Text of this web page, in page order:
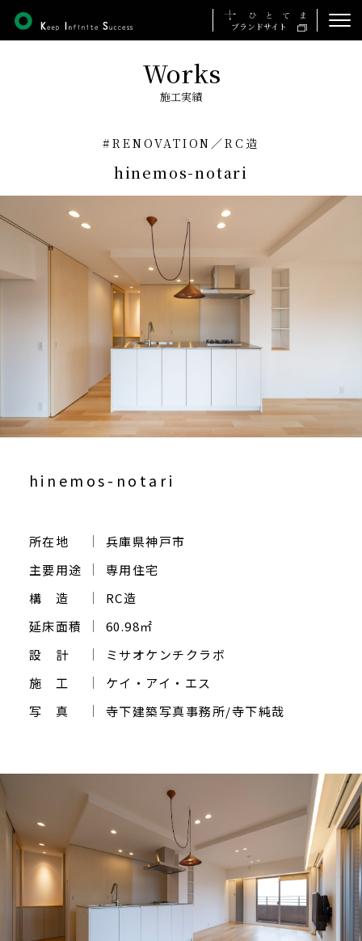
ブランドサイト
事業について
会社について
採用について
Works
施工実績
#RENOVATION ／RC造
hinemos-notari
hinemos-notari
所在地
兵庫県神戸市
主要用途
専用住宅
構 造
RC造
延床面積
60.98㎡
設 計
ミサオケンチクラボ
施 工
ケイ・アイ・エス
写 真
寺下建築写真事務所/寺下純哉